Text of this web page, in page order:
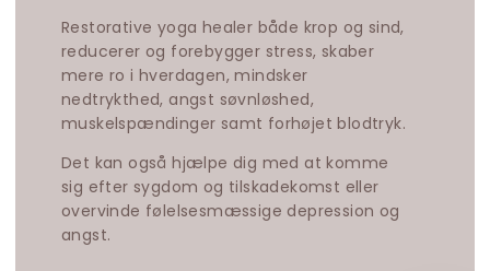
Restorative yoga healer både krop og sind,
reducerer og forebygger stress, skaber
mere ro i hverdagen, mindsker
nedtrykthed, angst søvnløshed,
muskelspændinger samt forhøjet blodtryk.
Det kan også hjælpe dig med at komme
sig efter sygdom og tilskadekomst eller
overvinde følelsesmæssige depression og
angst.